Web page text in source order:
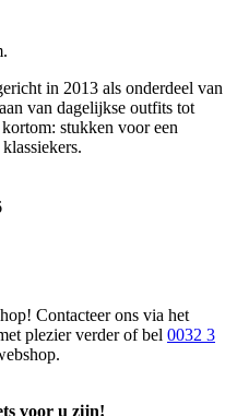
in 2013 als onderdeel van
van dagelijkse outfits tot
stukken voor een
Contacteer ons via het
plezier verder of bel 0032 3
voor u zijn!